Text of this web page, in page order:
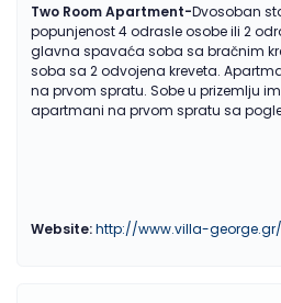
Two Room Apartment-Dvosoban
popunjenost 4 odrasle osobe ili 2
glavna spavaća soba sa bračnim
soba sa 2 odvojena kreveta.
na prvom spratu. Sobe u prizemlju
apartmani na prvom spratu sa
Website:http://www.villa-george.gr/